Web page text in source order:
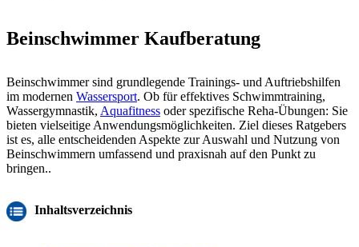
Beinschwimmer Kaufberatung
Beinschwimmer sind grundlegende Trainings- und Auftriebshilfen
im modernen Wassersport. Ob für effektives Schwimmtraining,
Wassergymnastik, Aquafitness oder spezifische Reha-Übungen: Sie
bieten vielseitige Anwendungsmöglichkeiten. Ziel dieses Ratgebers
ist es, alle entscheidenden Aspekte zur Auswahl und Nutzung von
Beinschwimmern umfassend und praxisnah auf den Punkt zu
bringen..
Inhaltsverzeichnis